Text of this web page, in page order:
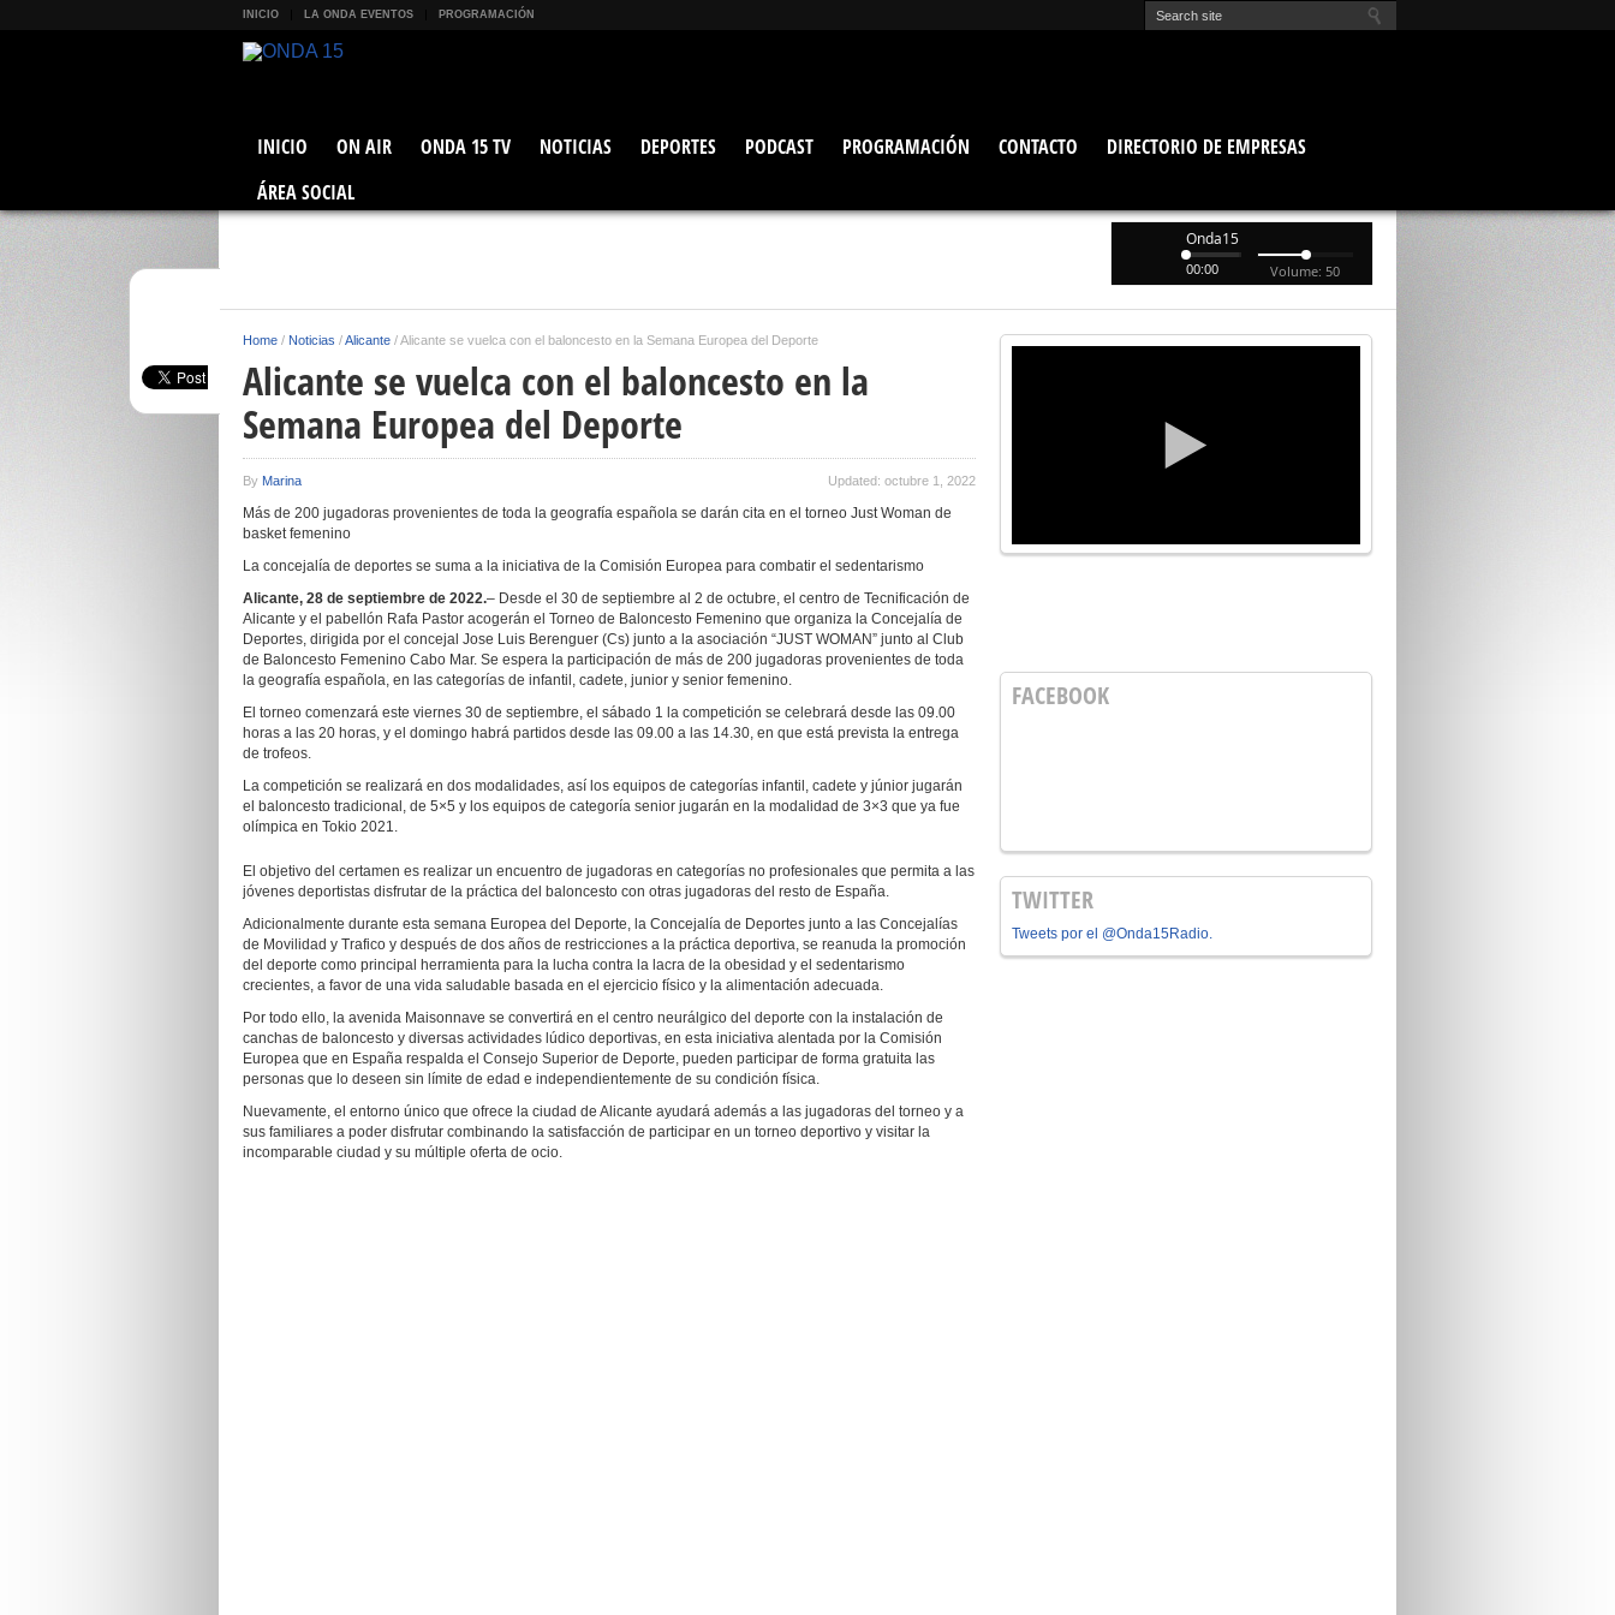
INICIO LA ONDA EVENTOS PROGRAMACIÓN
INICIO ON AIR ONDA 15 TV NOTICIAS DEPORTES PODCAST PROGRAMACIÓN CONTACTO
DIRECTORIO DE EMPRESAS
ÁREA SOCIAL
Onda15
00:00 Volume: 50
Home / Noticias /Alicante /Alicante se vuelca con el baloncesto en la Semana Europea del Deporte
Alicante se vuelca con el baloncesto en la
Semana Europea del Deporte
By Marina Updated: octubre 1, 2022
Más de 200 jugadoras provenientes de toda la geografía española se darán cita en el torneo Just Woman de
basket femenino
La concejalía de deportes se suma a la iniciativa de la Comisión Europea para combatir el sedentarismo
Alicante, 28 de septiembre de 2022.– Desde el 30 de septiembre al 2 de octubre, el centro de Tecnificación de
Alicante y el pabellón Rafa Pastor acogerán el Torneo de Baloncesto Femenino que organiza la Concejalía de
Deportes, dirigida por el concejal Jose Luis Berenguer (Cs) junto a la asociación “JUST WOMAN” junto al Club
de Baloncesto Femenino Cabo Mar. Se espera la participación de más de 200 jugadoras provenientes de toda
la geografía española, en las categorías de infantil, cadete, junior y senior femenino.
El torneo comenzará este viernes 30 de septiembre, el sábado 1 la competición se celebrará desde las 09.00
horas a las 20 horas, y el domingo habrá partidos desde las 09.00 a las 14.30, en que está prevista la entrega
de trofeos.
La competición se realizará en dos modalidades, así los equipos de categorías infantil, cadete y júnior jugarán
el baloncesto tradicional, de 5×5 y los equipos de categoría senior jugarán en la modalidad de 3×3 que ya fue
olímpica en Tokio 2021.
El objetivo del certamen es realizar un encuentro de jugadoras en categorías no profesionales que permita a las
jóvenes deportistas disfrutar de la práctica del baloncesto con otras jugadoras del resto de España.
Adicionalmente durante esta semana Europea del Deporte, la Concejalía de Deportes junto a las Concejalías
de Movilidad y Trafico y después de dos años de restricciones a la práctica deportiva, se reanuda la promoción
del deporte como principal herramienta para la lucha contra la lacra de la obesidad y el sedentarismo
crecientes, a favor de una vida saludable basada en el ejercicio físico y la alimentación adecuada.
Por todo ello, la avenida Maisonnave se convertirá en el centro neurálgico del deporte con la instalación de
canchas de baloncesto y diversas actividades lúdico deportivas, en esta iniciativa alentada por la Comisión
Europea que en España respalda el Consejo Superior de Deporte, pueden participar de forma gratuita las
personas que lo deseen sin límite de edad e independientemente de su condición física.
Nuevamente, el entorno único que ofrece la ciudad de Alicante ayudará además a las jugadoras del torneo y a
sus familiares a poder disfrutar combinando la satisfacción de participar en un torneo deportivo y visitar la
incomparable ciudad y su múltiple oferta de ocio.
FACEBOOK
TWITTER
Tweets por el @Onda15Radio.